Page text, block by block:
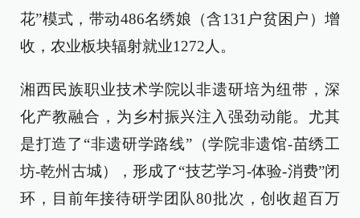
花”模式，带动486名绣娘（含131户贫困户）增
收，农业板块辐射就业1272人。
湘西民族职业技术学院以非遗研培为纽带，深
化产教融合，为乡村振兴注入强劲动能。尤其
是打造了“非遗研学路线”（学院非遗馆-苗绣工
坊-乾州古城），形成了“技艺学习-体验-消费”闭
环，目前年接待研学团队80批次，创收超百万